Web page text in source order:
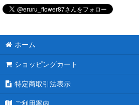
ホーム
ショッピングカート
特定商取引法表示
ご利用案内